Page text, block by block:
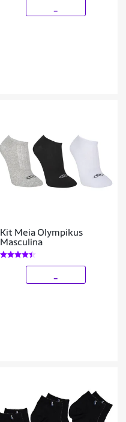
Kit Meia Olympikus
Masculina